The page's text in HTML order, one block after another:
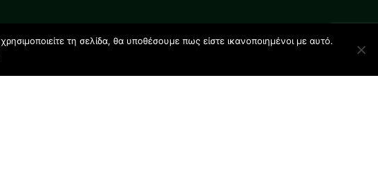
τη σελίδα, θα υποθέσουμε πως είστε ικανοποιημένοι με αυτό.